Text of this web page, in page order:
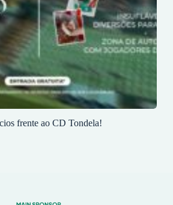
frente ao CD Tondela!